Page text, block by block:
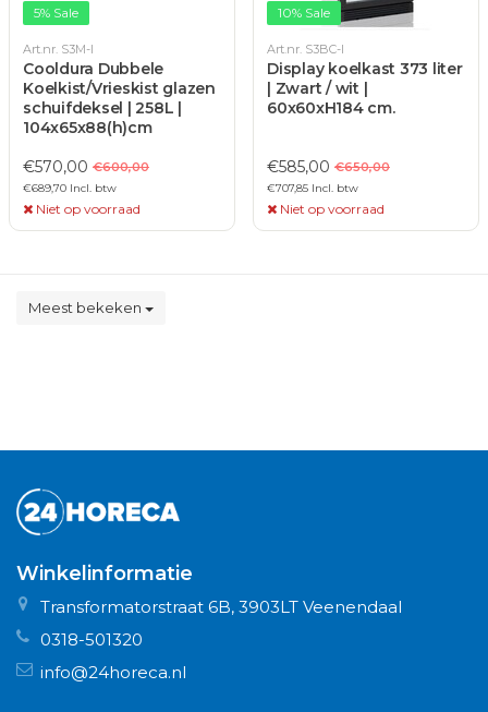
5% Sale
Art.nr. S3M-I
Cooldura Dubbele
Koelkist/Vrieskist glazen
schuifdeksel | 258L |
104x65x88(h)cm
€570,00 €600,00
€689,70 Incl. btw
Niet op voorraad
10% Sale
Art.nr. S3BC-I
Display koelkast 373 liter
| Zwart / wit |
60x60xH184 cm.
€585,00 €650,00
€707,85 Incl. btw
Niet op voorraad
Meest bekeken
Winkelinformatie
Transformatorstraat 6B, 3903LT Veenendaal
0318-501320
info@24horeca.nl